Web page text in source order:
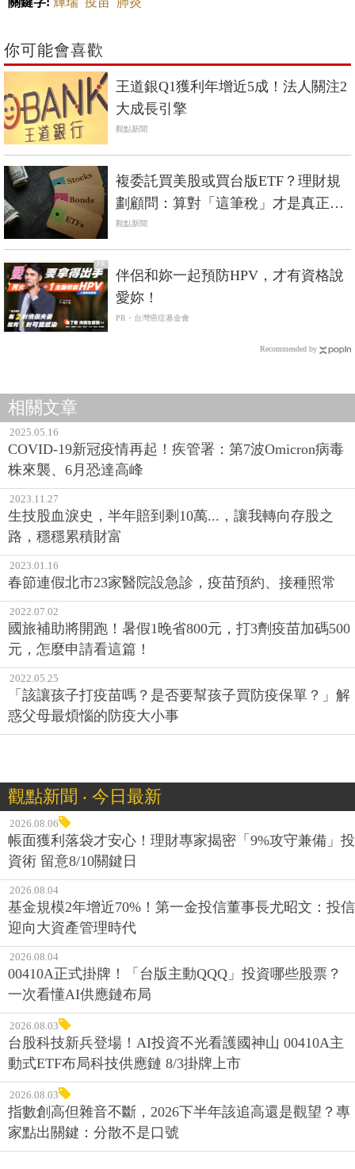
你可能會喜歡
王道銀Q1獲利年增近5成！法人關注2
大成長引擎
觀點新聞
複委託買美股或買台版ETF？理財規
劃顧問：算對「這筆稅」才是真正報
酬
觀點新聞
PR
伴侶和妳一起預防HPV，才有資格說
愛妳！
PR・台灣癌症基金會
Recommended by
相關文章
2025.05.16
COVID-19新冠疫情再起！疾管署：第7波Omicron病毒
株來襲、6月恐達高峰
2023.11.27
生技股血淚史，半年賠到剩10萬...，讓我轉向存股之
路，穩穩累積財富
2023.01.16
春節連假北市23家醫院設急診，疫苗預約、接種照常
2022.07.02
國旅補助將開跑！暑假1晚省800元，打3劑疫苗加碼500
元，怎麼申請看這篇！
2022.05.25
「該讓孩子打疫苗嗎？是否要幫孩子買防疫保單？」解
惑父母最煩惱的防疫大小事
觀點新聞 ‧ 今日最新
2026.08.06
帳面獲利落袋才安心！理財專家揭密「9%攻守兼備」投
資術 留意8/10關鍵日
2026.08.04
基金規模2年增近70%！第一金投信董事長尤昭文：投信
迎向大資產管理時代
2026.08.04
00410A正式掛牌！「台版主動QQQ」投資哪些股票？
一次看懂AI供應鏈布局
2026.08.03
台股科技新兵登場！AI投資不光看護國神山 00410A主
動式ETF布局科技供應鏈 8/3掛牌上市
2026.08.03
指數創高但雜音不斷，2026下半年該追高還是觀望？專
家點出關鍵：分散不是口號